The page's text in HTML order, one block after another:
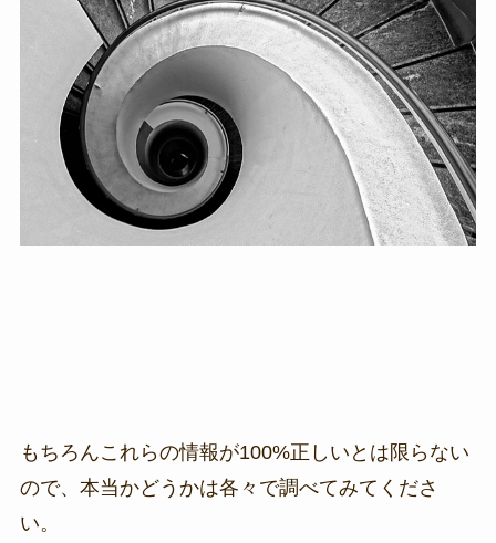
もちろんこれらの情報が100%正しいとは限らない
ので、本当かどうかは各々で調べてみてくださ
い。